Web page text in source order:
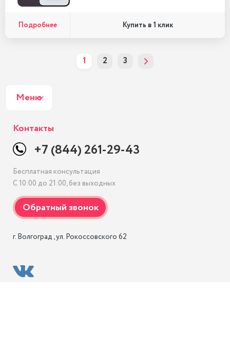
Подробнее Купить в 1 клик
1 2 3
Меню
Контакты
+7 (844) 261-29-43
Бесплатная консультация
С 10:00 до 21:00, без выходных
г. Волгоград , ул. Рокоссовского 62